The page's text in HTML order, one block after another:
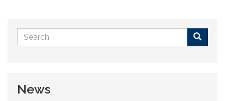
Search
form
News